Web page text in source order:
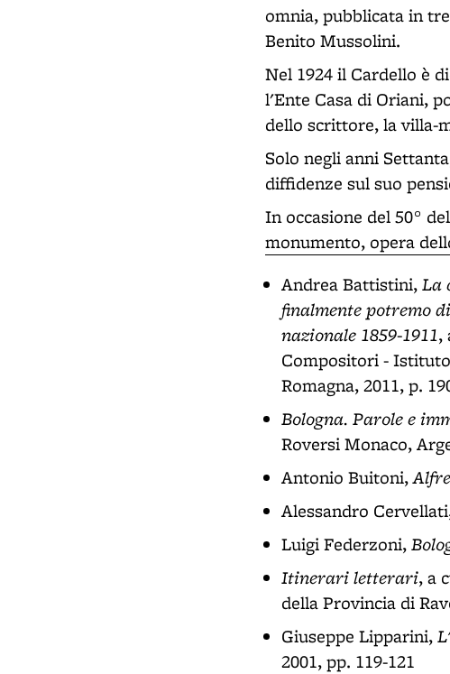
omnia, pubblicata in
Benito Mussolini.
Nel 1924 il Cardello è
l'Ente Casa di Oriani,
dello scrittore, la villa-
Solo negli anni
diffidenze sul suo
In occasione del 50°
monumento, opera
Andrea Battistini,La
finalmente potremo
nazionale 1859-1911,
Compositori -
Romagna, 2011, p.
Bologna. Parole e
Roversi Monaco,
Antonio Buitoni,
Alessandro
Luigi Federzoni,
Itinerari letterari, a
della Provincia di
Giuseppe Lipparini,
2001, pp. 119-121